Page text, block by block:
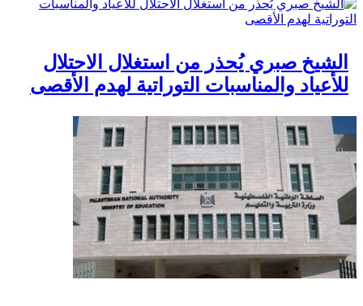
الشيخ صبري يُحذر من استغلال الاحتلال
للأعياد والمناسبات التوراتية لهدم الأقصى